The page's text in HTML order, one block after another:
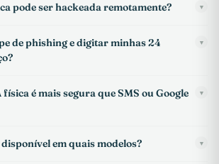
pode ser hackeada remotamente? ▼
de phishing e digitar minhas 24
▼
é mais segura que SMS ou Google
▼
em quais modelos? ▼